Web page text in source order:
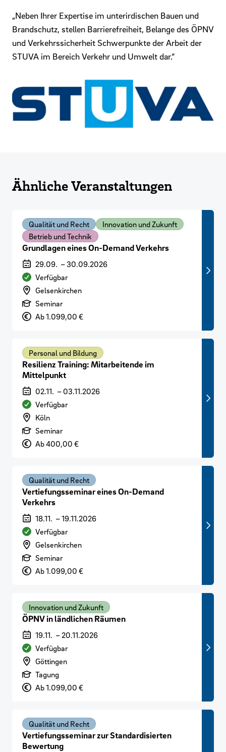
„Neben Ihrer Expertise im unterirdischen Bauen und
Brandschutz, stellen Barrierefreiheit, Belange des ÖPNV
und Verkehrssicherheit Schwerpunkte der Arbeit der
STUVA im Bereich Verkehr und Umwelt dar.“
Ähnliche Veranstaltungen
Qualität und Recht
Innovation und Zukunft
Betrieb und Technik
Grundlagen eines On-Demand Verkehrs
Veranstaltungszeitraum
29.09. –30.09.2026
Verfügbarkeit
Verfügbar
Veranstaltungsort
Gelsenkirchen
Art der Veranstaltung
Seminar
PreisAb 1.099,00 €
Personal und Bildung
Resilienz Training: Mitarbeitende im
Mittelpunkt
Veranstaltungszeitraum
02.11. –03.11.2026
Verfügbarkeit
Verfügbar
Veranstaltungsort
Köln
Art der Veranstaltung
Seminar
PreisAb 400,00 €
Qualität und Recht
Vertiefungsseminar eines On-Demand
Verkehrs
Veranstaltungszeitraum
18.11. –19.11.2026
Verfügbarkeit
Verfügbar
Veranstaltungsort
Gelsenkirchen
Art der Veranstaltung
Seminar
PreisAb 1.099,00 €
Innovation und Zukunft
ÖPNV in ländlichen Räumen
Veranstaltungszeitraum
19.11. –20.11.2026
Verfügbarkeit
Verfügbar
Veranstaltungsort
Göttingen
Art der Veranstaltung
Tagung
PreisAb 1.099,00 €
Qualität und Recht
Vertiefungsseminar zur Standardisierten
Bewertung